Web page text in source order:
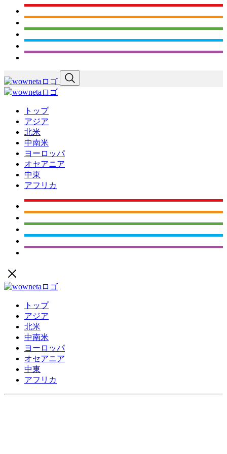
トップ
アジア
北米
中南米
ヨーロッパ
オセアニア
中東
アフリカ
トップ
アジア
北米
中南米
ヨーロッパ
オセアニア
中東
アフリカ